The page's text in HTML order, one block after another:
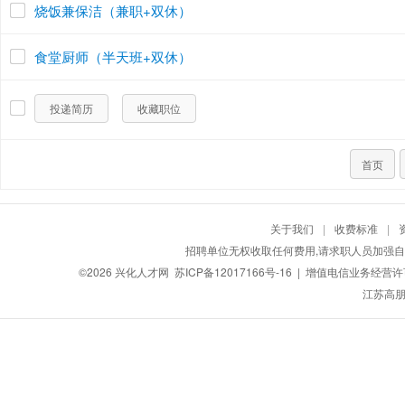
烧饭兼保洁（兼职+双休）
食堂厨师（半天班+双休）
投递简历 收藏职位
首页
关于我们 | 收费标准 |
招聘单位无权收取任何费用,请求职人员加强
©2026 兴化人才网 苏ICP备12017166号-16 | 增值电信业务经营
江苏高